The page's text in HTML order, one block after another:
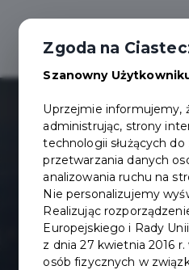
Zgoda na
Szanowny
Uprzejmie informujemy,
administrując, strony
technologii służących do
przetwarzania danych
analizowania ruchu na
Nie personalizujemy
Realizując
Europejskiego i Rady
z dnia 27 kwietnia 2016
osób fizycznych w